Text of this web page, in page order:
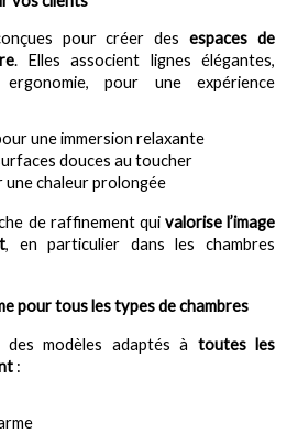
pour créer des espaces de
. Elles associent lignes élégantes,
pour une expérience
une immersion relaxante
douces au toucher
chaleur prolongée
de raffinement qui valorise l’image
, en particulier dans les chambres
pour tous les types de chambres
modèles adaptés à toutes les
: